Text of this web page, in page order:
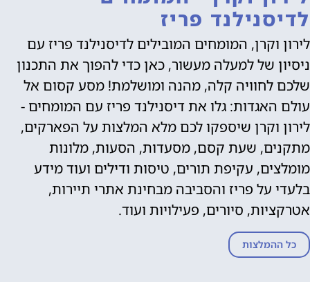
לדיסנילנד פריז
לירון וקרן, המומחים המובילים לדיסנילנד פריז עם
ניסיון של למעלה מעשור, כאן כדי להפוך את התכנון
שלכם לחוויה קלה, מהנה ומושלמת! מסע קסום אל
עולם האגדות: גלו את דיסנילנד פריז עם המומחים -
לירון וקרן שיספקו לכם מלא המלצות על הפארקים,
מתקנים, שעת קסם, מסעדות, הסעות, מלונות
מומלצים, עקיפת תורים, טיסות ודילים ועוד מידע
בלעדי על פריז והסביבה מבחינת אתרי תיירות,
אטרקציות, סיורים, פעילויות ועוד.
כל ההמלצות